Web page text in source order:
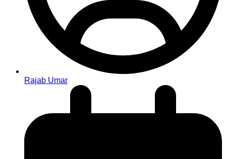
Rajab Umar